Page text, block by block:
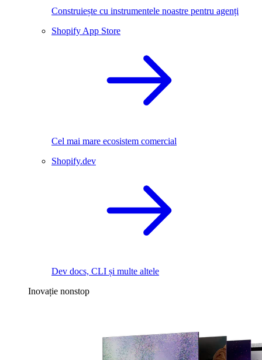
Construiește cu instrumentele noastre pentru agenți
Shopify App Store
Cel mai mare ecosistem comercial
Shopify.dev
Dev docs, CLI și multe altele
Inovație nonstop